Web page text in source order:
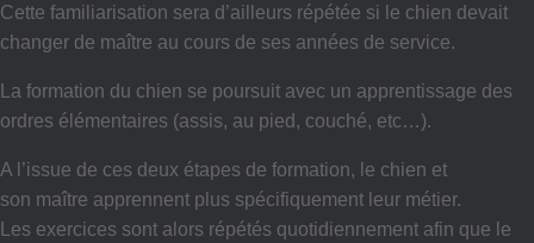
Cette familiarisation sera d’ailleurs répétée si le chien devait
changer de maître au cours de ses années de service.
La formation du chien se poursuit avec un apprentissage des
ordres élémentaires (assis, au pied, couché, etc…).
A l’issue de ces deux étapes de formation, le chien et
son maître apprennent plus spécifiquement leur métier.
Les exercices sont alors répétés quotidiennement afin que le